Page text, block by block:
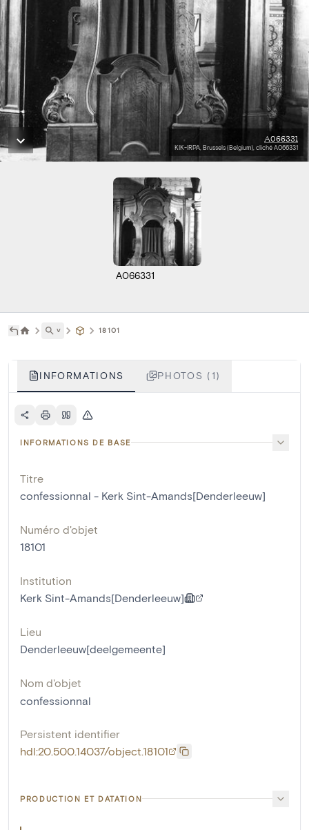
A066331
KIK-IRPA, Brussels (Belgium), cliché A066331
A066331
˅ 18101
INFORMATIONS PHOTOS (1)
INFORMATIONS DE BASE
Titre
confessionnal - Kerk Sint-Amands[Denderleeuw]
Numéro d'objet
18101
Institution
Kerk Sint-Amands[Denderleeuw]
Lieu
Denderleeuw[deelgemeente]
Nom d'objet
confessionnal
Persistent identifier
hdl:20.500.14037/object.18101
PRODUCTION ET DATATION